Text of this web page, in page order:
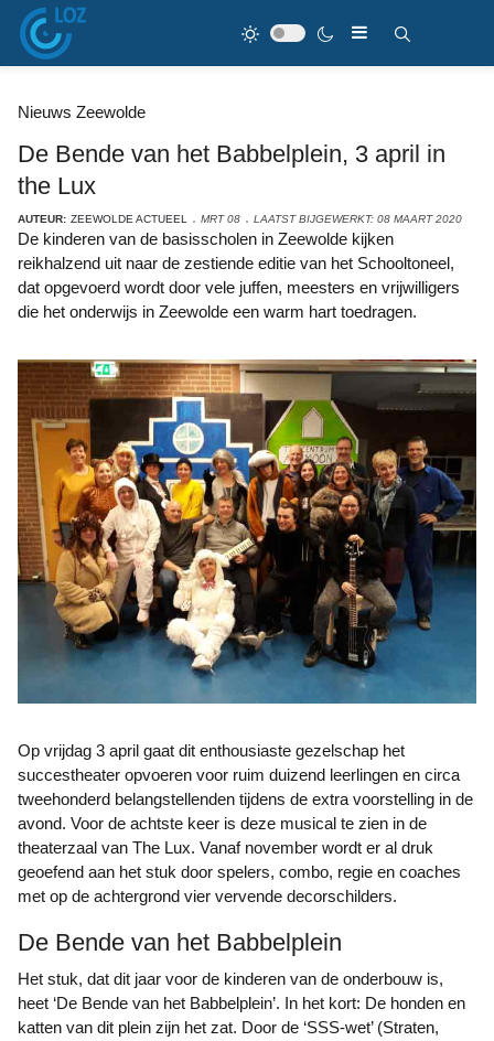
Nieuws Zeewolde
De Bende van het Babbelplein, 3 april in
the Lux
AUTEUR: ZEEWOLDE ACTUEEL MRT 08 LAATST BIJGEWERKT: 08 MAART 2020
De kinderen van de basisscholen in Zeewolde kijken
reikhalzend uit naar de zestiende editie van het Schooltoneel,
dat opgevoerd wordt door vele juffen, meesters en vrijwilligers
die het onderwijs in Zeewolde een warm hart toedragen.
Op vrijdag 3 april gaat dit enthousiaste gezelschap het
succestheater opvoeren voor ruim duizend leerlingen en circa
tweehonderd belangstellenden tijdens de extra voorstelling in de
avond. Voor de achtste keer is deze musical te zien in de
theaterzaal van The Lux. Vanaf november wordt er al druk
geoefend aan het stuk door spelers, combo, regie en coaches
met op de achtergrond vier vervende decorschilders.
De Bende van het Babbelplein
Het stuk, dat dit jaar voor de kinderen van de onderbouw is,
heet ‘De Bende van het Babbelplein’. In het kort: De honden en
katten van dit plein zijn het zat. Door de ‘SSS-wet’ (Straten,